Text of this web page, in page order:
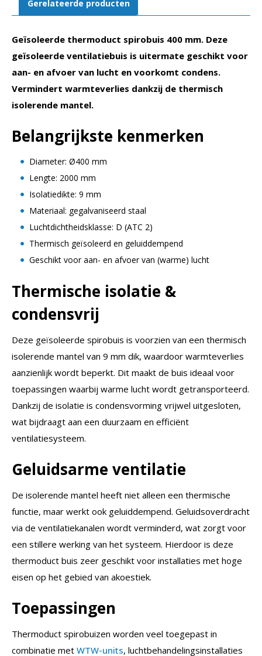
Gerelateerde producten
Geïsoleerde thermoduct spirobuis 400 mm. Deze
geïsoleerde ventilatiebuis is uitermate geschikt voor
aan- en afvoer van lucht en voorkomt condens.
Vermindert warmteverlies dankzij de thermisch
isolerende mantel.
Belangrijkste kenmerken
Diameter: Ø400 mm
Lengte: 2000 mm
Isolatiedikte: 9 mm
Materiaal: gegalvaniseerd staal
Luchtdichtheidsklasse: D (ATC 2)
Thermisch geïsoleerd en geluiddempend
Geschikt voor aan- en afvoer van (warme) lucht
Thermische isolatie &
condensvrij
Deze geïsoleerde spirobuis is voorzien van een thermisch
isolerende mantel van 9 mm dik, waardoor warmteverlies
aanzienlijk wordt beperkt. Dit maakt de buis ideaal voor
toepassingen waarbij warme lucht wordt getransporteerd.
Dankzij de isolatie is condensvorming vrijwel uitgesloten,
wat bijdraagt aan een duurzaam en efficiënt
ventilatiesysteem.
Geluidsarme ventilatie
De isolerende mantel heeft niet alleen een thermische
functie, maar werkt ook geluiddempend. Geluidsoverdracht
via de ventilatiekanalen wordt verminderd, wat zorgt voor
een stillere werking van het systeem. Hierdoor is deze
thermoduct buis zeer geschikt voor installaties met hoge
eisen op het gebied van akoestiek.
Toepassingen
Thermoduct spirobuizen worden veel toegepast in
combinatie met WTW-units, luchtbehandelingsinstallaties